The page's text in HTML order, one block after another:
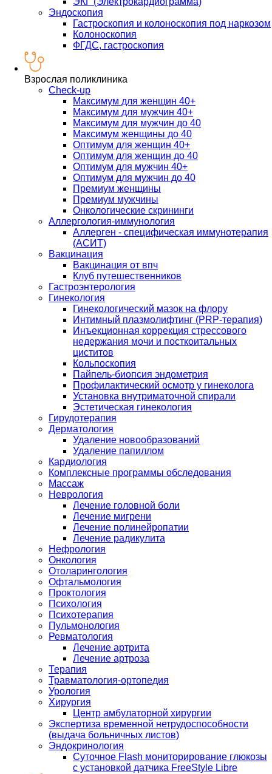
Эндоскопия
Гастроскопия и колоноскопия под наркозом
Колоноскопия
ФГДС, гастроскопия
Взрослая поликлиника
Check-up
Максимум для женщин 40+
Максимум для мужчин 40+
Максимум для мужчин до 40
Максимум женщины до 40
Оптимум для женщин 40+
Оптимум для женщин до 40
Оптимум для мужчин 40+
Оптимум для мужчин до 40
Премиум женщины
Премиум мужчины
Онкологические скрининги
Аллергология-иммунология
Аллерген - специфическая иммунотерапия
(АСИТ)
Вакцинация
Вакцинация от впч
Клуб путешественников
Гастроэнтерология
Гинекология
Гинекологический мазок на флору
Интимный плазмолифтинг (PRP-терапия)
Инъекционная коррекция стрессового
недержания мочи и посткоитальных
циститов
Кольпоскопия
Пайпель-биопсия эндометрия
Профилактический осмотр у гинеколога
Установка внутриматочной спирали
Эстетическая гинекология
Гирудотерапия
Дерматология
Удаление новообразований
Удаление папиллом
Кардиология
Комплексные программы обследования
Массаж
Неврология
Лечение головной боли
Лечение мигрени
Лечение полинейропатии
Лечение радикулита
Нефрология
Онкология
Отоларингология
Офтальмология
Проктология
Психология
Психотерапия
Пульмонология
Ревматология
Лечение артрита
Лечение артроза
Терапия
Травматология-ортопедия
Урология
Хирургия
Центр амбулаторной хирургии
Экспертиза временной нетрудоспособности
(выдача больничных листов)
Эндокринология
Суточное Flash мониторирование глюкозы
с установкой датчика FreeStyle Libre